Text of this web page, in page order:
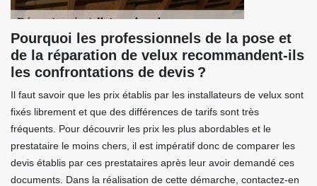
Pourquoi les professionnels de la pose et
de la réparation de velux recommandent-ils
les confrontations de devis ?
Il faut savoir que les prix établis par les installateurs de velux sont
fixés librement et que des différences de tarifs sont très
fréquents. Pour découvrir les prix les plus abordables et le
prestataire le moins chers, il est impératif donc de comparer les
devis établis par ces prestataires après leur avoir demandé ces
documents. Dans la réalisation de cette démarche, contactez-en